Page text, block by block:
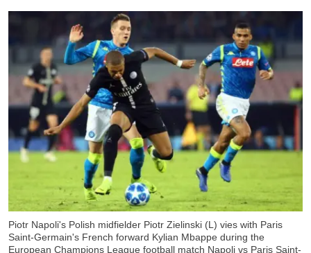
Piotr Napoli's Polish midfielder Piotr Zielinski (L) vies with Paris
Saint-Germain's French forward Kylian Mbappe during the
European Champions League football match Napoli vs Paris Saint-